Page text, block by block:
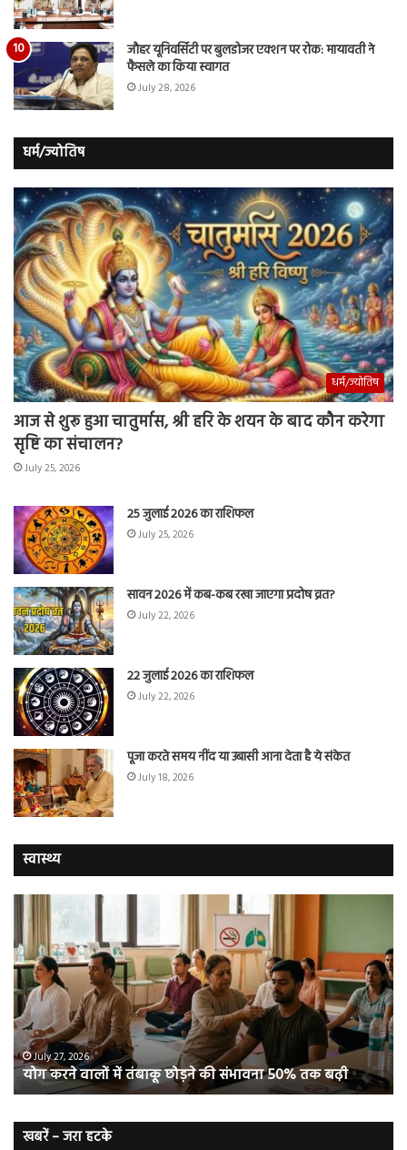
जौहर यूनिवर्सिटी पर बुलडोजर एक्शन पर रोक: मायावती ने
फैसले का किया स्वागत
July 28, 2026
धर्म/ज्योतिष
धर्म/ज्योतिष
आज से शुरू हुआ चातुर्मास, श्री हरि के शयन के बाद कौन करेगा
सृष्टि का संचालन?
July 25, 2026
25 जुलाई 2026 का राशिफल
July 25, 2026
सावन 2026 में कब-कब रखा जाएगा प्रदोष व्रत?
July 22, 2026
22 जुलाई 2026 का राशिफल
July 22, 2026
पूजा करते समय नींद या उबासी आना देता है ये संकेत
July 18, 2026
स्वास्थ्य
करने
वालों
में
तंबाकू
छोड़ने
की
संभावना
50%
तक
बढ़ी
July 27, 2026
योग करने वालों में तंबाकू छोड़ने की संभावना 50% तक बढ़ी
को
रहे
थे
‘ब्रेन
वह
खबरें – जरा हटके